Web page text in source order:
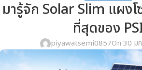
มารู้จัก Solar Slim แผงโ
ที่สุดของ
piyawatsemi0857On 30 ม